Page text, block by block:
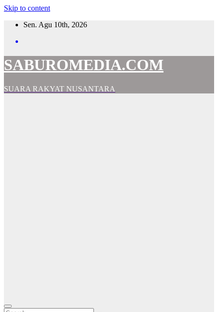
Skip to content
Sen. Agu 10th, 2026
SABUROMEDIA.COM
SUARA RAKYAT NUSANTARA